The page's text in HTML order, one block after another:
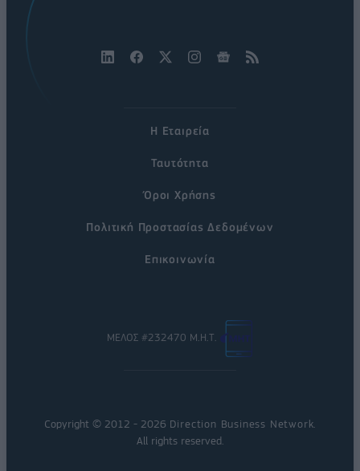
Η Εταιρεία
Ταυτότητα
Όροι Χρήσης
Πολιτική Προστασίας Δεδομένων
Επικοινωνία
ΜΕΛΟΣ #232470 Μ.Η.Τ.
Copyright © 2012 - 2026 Direction Business Network
All rights reserved.